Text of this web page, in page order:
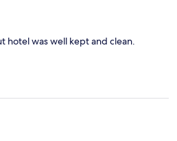
hotel was well kept and clean.